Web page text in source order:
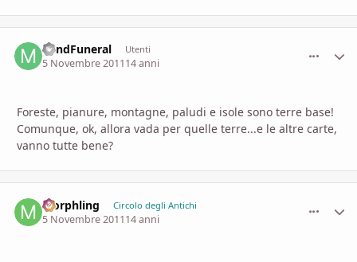
MindFuneral Utenti
5 Novembre 201114 anni
Foreste, pianure, montagne, paludi e isole sono terre base!
Comunque, ok, allora vada per quelle terre...e le altre carte,
vanno tutte bene?
Morphling Circolo degli Antichi
5 Novembre 201114 anni